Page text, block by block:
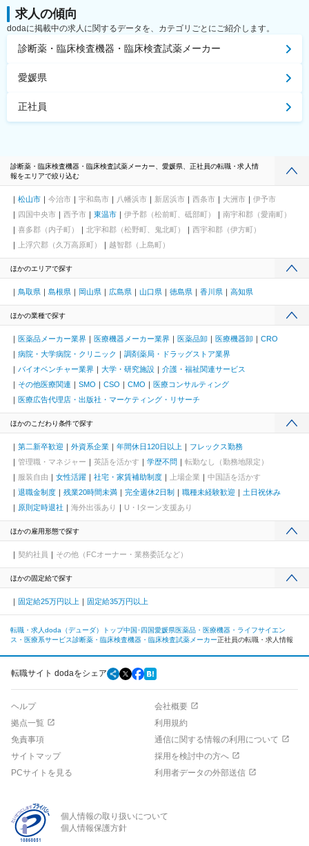
求人の傾向
dodaに掲載中の求人に関するデータを、カテゴリごとにご紹介します。
診断薬・臨床検査機器・臨床検査試薬メーカー
愛媛県
正社員
診断薬・臨床検査機器・臨床検査試薬メーカー、愛媛県、正社員の転職・求人情
報をエリアで絞り込む
松山市 今治市 宇和島市 八幡浜市 新居浜市 西条市 大洲市
伊予市
四国中央市
西予市 東温市 伊予郡（松前町、砥部町）
南宇和郡（愛南町）
喜多郡（内子町）
北宇和郡（松野町、鬼北町）
西宇和郡（伊方町）
上浮穴郡（久万高原町）
越智郡（上島町）
ほかのエリアで探す
鳥取県 島根県 岡山県 広島県 山口県 徳島県 香川県 高知県
ほかの業種で探す
医薬品メーカー業界 医療機器メーカー業界 医薬品卸 医療機器卸
CRO
病院・大学病院・クリニック
調剤薬局・ドラッグストア業界
バイオベンチャー業界
大学・研究施設
介護・福祉関連サービス
その他医療関連
SMO CSO CMO
医療コンサルティング
医療広告代理店・出版社・マーケティング・リサーチ
ほかのこだわり条件で探す
第二新卒歓迎 外資系企業 年間休日120日以上
フレックス勤務
管理職・マネジャー
英語を活かす 学歴不問
転勤なし（勤務地限定）
服装自由
女性活躍 社宅・家賃補助制度 上場企業
中国語を活かす
退職金制度
残業20時間未満 完全週休2日制 職種未経験歓迎
土日祝休み
原則定時退社
海外出張あり U・Iターン支援あり
ほかの雇用形態で探す
契約社員 その他（FCオーナー・業務委託など）
ほかの固定給で探す
固定給25万円以上 固定給35万円以上
転職・求人doda（デューダ）トップ中国･四国愛媛県医薬品・医療機器・ライフサイエン
ス・医療系サービス診断薬・臨床検査機器・臨床検査試薬メーカー正社員の転職・求人情報
転職サイト dodaをシェア
ヘルプ
会社概要
拠点一覧
利用規約
免責事項
通信に関する情報の利用について
サイトマップ
採用を検討中の方へ
PCサイトを見る
利用者データの外部送信
個人情報の取り扱いについて
個人情報保護方針